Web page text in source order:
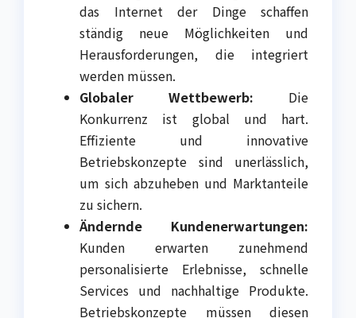
das Internet der Dinge schaffen
ständig neue Möglichkeiten und
Herausforderungen, die integriert
werden müssen.
Globaler Wettbewerb: Die
Konkurrenz ist global und hart.
Effiziente und innovative
Betriebskonzepte sind unerlässlich,
um sich abzuheben und Marktanteile
zu sichern.
Ändernde Kundenerwartungen:
Kunden erwarten zunehmend
personalisierte Erlebnisse, schnelle
Services und nachhaltige Produkte.
Betriebskonzepte müssen diesen